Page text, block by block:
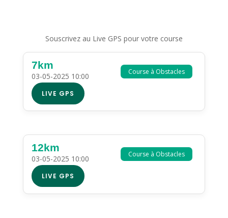
Souscrivez au Live GPS pour votre course
Course à Obstacles
7km
03-05-2025 10:00
LIVE GPS
Course à Obstacles
12km
03-05-2025 10:00
LIVE GPS